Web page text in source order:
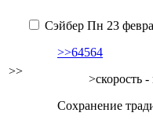
>>
Сэйбер Пн 23
>>64564
>скорость
Сохранение